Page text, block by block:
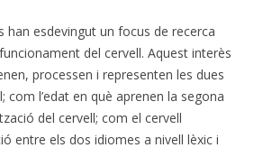
han esdevingut un focus de recerca
del cervell. Aquest interès
processen i representen les dues
com l’edat en què aprenen la segona
del cervell; com el cervell
entre els dos idiomes a nivell lèxic i